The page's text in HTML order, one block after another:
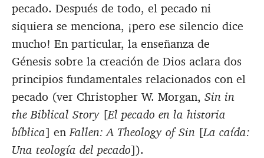
pecado. Después de todo, el pecado ni
siquiera se menciona, ¡pero ese silencio dice
mucho! En particular, la enseñanza de
Génesis sobre la creación de Dios aclara dos
principios fundamentales relacionados con el
pecado (ver Christopher W. Morgan, Sin in
the Biblical Story [El pecado en la historia
bíblica] enFallen: A Theology of Sin [La caída:
Una teología del pecado]).